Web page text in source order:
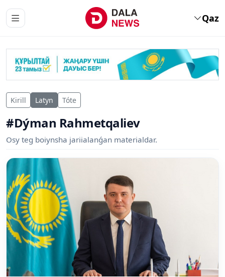
Qaz
Kirill Latyn Tóte
#Dýman Rahmetqaliev
Osy teg boiynsha jariialanǵan materialdar.